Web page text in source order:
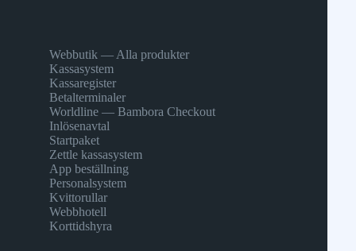
Webbutik — Alla produkter
Kassasystem
Kassaregister
Betalterminaler
Worldline — Bambora Checkout
Inlösenavtal
Startpaket
Zettle kassasystem
App beställning
Personalsystem
Kvittorullar
Webbhotell
Korttidshyra